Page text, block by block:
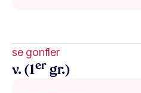
se gonfler
v. (1er gr.)